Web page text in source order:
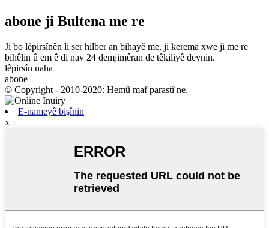
abone ji Bultena me re
Ji bo lêpirsînên li ser hilber an bihayê me, ji kerema xwe ji me re
bihêlin û em ê di nav 24 demjimêran de têkiliyê deynin.
lêpirsîn naha
abone
© Copyright - 2010-2020: Hemû maf parastî ne.
E-nameyê bişînin
x